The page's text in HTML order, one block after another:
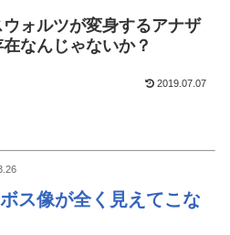
ォルツが変身するアナザ
なんじゃないか？
2019.07.07
ス像が全く見えてこな